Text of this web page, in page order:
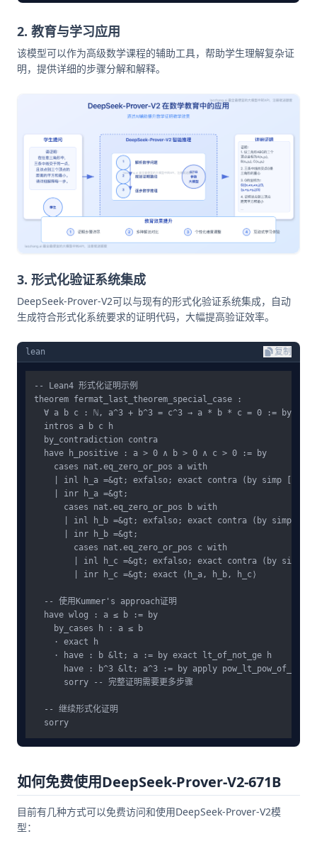
2. 教育与学习应用
该模型可以作为高级数学课程的辅助工具，帮助学生理解复杂证
明，提供详细的步骤分解和解释。
3. 形式化验证系统集成
DeepSeek-Prover-V2可以与现有的形式化验证系统集成，自动
生成符合形式化系统要求的证明代码，大幅提高验证效率。
lean 复制
-- Lean4 形式化证明示例
theorem fermat_last_theorem_special_case :
  ∀ a b c : ℕ, a^3 + b^3 = c^3 → a * b * c = 0 := by
  intros a b c h
  by_contradiction contra
  have h_positive : a > 0 ∧ b > 0 ∧ c > 0 := by
    cases nat.eq_zero_or_pos a with
    | inl h_a =&gt; exfalso; exact contra (by simp [h_a])
    | inr h_a =&gt;
      cases nat.eq_zero_or_pos b with
| inl h_b =&gt; exfalso; exact contra (by simp
      | inr h_b =&gt;
        cases nat.eq_zero_or_pos c with
| inl h_c =&gt; exfalso; exact contra (by simp
        | inr h_c =&gt; exact ⟨h_a, h_b, h_c⟩
  -- 使用Kummer's approach证明
  have wlog : a ≤ b := by
    by_cases h : a ≤ b
    · exact h
    · have : b &lt; a := by exact lt_of_not_ge h
have : b^3 &lt; a^3 := by apply
      sorry -- 完整证明需要更多步骤
  -- 继续形式化证明
如何免费使用DeepSeek-Prover-V2-671B
目前有几种方式可以免费访问和使用DeepSeek-Prover-V2模
型：